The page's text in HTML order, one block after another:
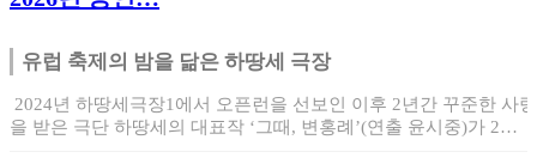
유럽 축제의 밤을 닮은 하땅세 극장
2024년 하땅세극장1에서 오픈런을 선보인 이후 2년간 꾸준한 사랑
을 받은 극단 하땅세의 대표작 ‘그때, 변홍례’(연출 윤시중)가 2…